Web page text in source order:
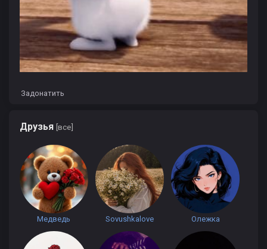
Задонатить
Друзья [все]
Медведь Sovushkalove Олежка